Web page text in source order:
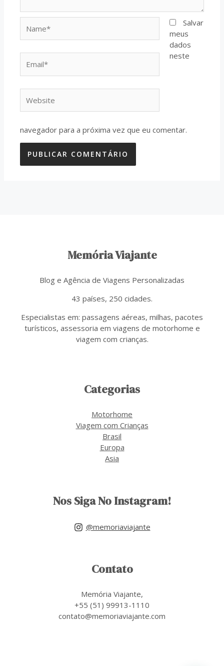
Salvar
meus
dados
neste
navegador para a próxima vez que eu comentar.
Memória Viajante
Blog e Agência de Viagens Personalizadas
43 países, 250 cidades.
Especialistas em: passagens aéreas, milhas, pacotes
turísticos, assessoria em viagens de motorhome e
viagem com crianças.
Categorias
Motorhome
Viagem com Crianças
Brasil
Europa
Asia
Nos Siga No Instagram!
@memoriaviajante
Contato
Memória Viajante,
+55 (51) 99913-1110
contato@memoriaviajante.com